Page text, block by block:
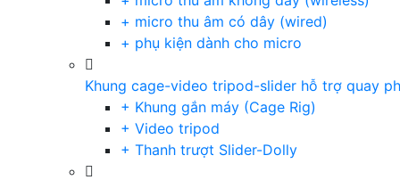
+ micro thu âm có dây (wired)
+ phụ kiện dành cho micro
Khung cage-video tripod-slider hỗ trợ quay
+ Khung gắn máy (Cage Rig)
+ Video tripod
+ Thanh trượt Slider-Dolly